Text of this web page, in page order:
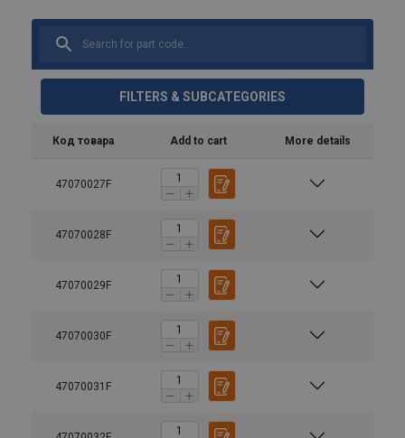
FILTERS & SUBCATEGORIES
Код товара Add to cart More details
47070027F
47070028F
47070029F
47070030F
47070031F